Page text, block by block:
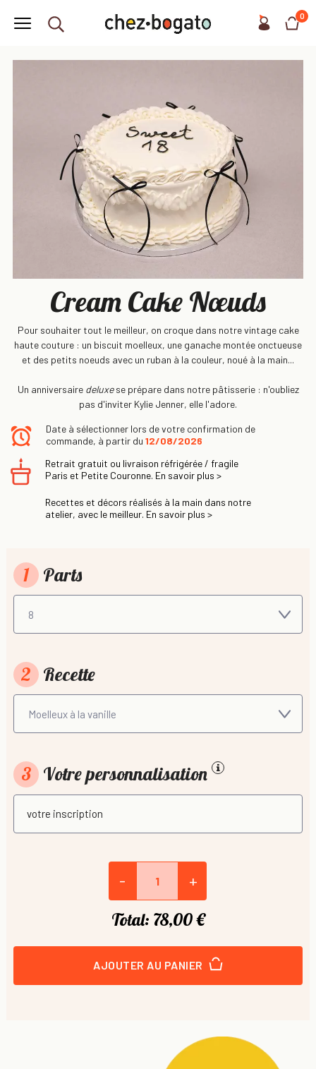
0
Cream Cake Nœuds
Pour souhaiter tout le meilleur, on croque dans notre vintage cake
haute couture : un biscuit moelleux, une ganache montée onctueuse
et des petits noeuds avec un ruban à la couleur, noué à la main...
Un anniversaire deluxese prépare dans notre pâtisserie : n'oubliez
pas d'inviter Kylie Jenner, elle l'adore.
Date à sélectionner lors de votre confirmation de
commande, à partir du 12/08/2026
Retrait gratuit ou livraison réfrigérée / fragile
Paris et Petite Couronne. En savoir plus >
Recettes et décors réalisés à la main dans notre
atelier, avec le meilleur. En savoir plus >
1 Parts
2 Recette
3 Votre personnalisation
- +
Total: 78,00 €
AJOUTER AU PANIER